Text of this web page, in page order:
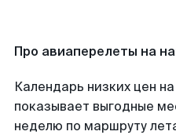
Про авиаперелеты на
Календарь низких цен
показывает выгодные
неделю по маршруту